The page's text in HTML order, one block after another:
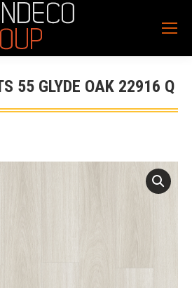
55 GLYDE OAK 22916 Q